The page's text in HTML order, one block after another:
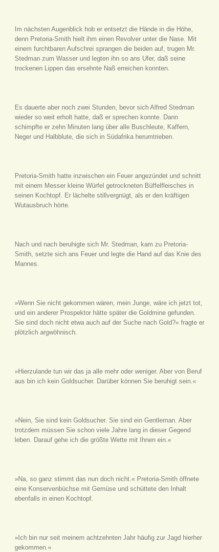
Im nächsten Augenblick hob er entsetzt die Hände in die Höhe,
denn Pretoria-Smith hielt ihm einen Revolver unter die Nase. Mit
einem furchtbaren Aufschrei sprangen die beiden auf, trugen Mr.
Stedman zum Wasser und legten ihn so ans Ufer, daß seine
trockenen Lippen das ersehnte Naß erreichen konnten.
Es dauerte aber noch zwei Stunden, bevor sich Alfred Stedman
wieder so weit erholt hatte, daß er sprechen konnte. Dann
schimpfte er zehn Minuten lang über alle Buschleute, Kaffern,
Neger und Halbblute, die sich in Südafrika herumtrieben.
Pretoria-Smith hatte inzwischen ein Feuer angezündet und schnitt
mit einem Messer kleine Würfel getrockneten Büffelfleisches in
seinen Kochtopf. Er lächelte stillvergnügt, als er den kräftigen
Wutausbruch hörte.
Nach und nach beruhigte sich Mr. Stedman, kam zu Pretoria-
Smith, setzte sich ans Feuer und legte die Hand auf das Knie des
Mannes.
»Wenn Sie nicht gekommen wären, mein Junge, wäre ich jetzt tot,
und ein anderer Prospektor hätte später die Goldmine gefunden.
Sie sind doch nicht etwa auch auf der Suche nach Gold?« fragte er
plötzlich argwöhnisch.
»Hierzulande tun wir das ja alle mehr oder weniger. Aber von Beruf
aus bin ich kein Goldsucher. Darüber können Sie beruhigt sein.«
»Nein, Sie sind kein Goldsucher. Sie sind ein Gentleman. Aber
trotzdem müssen Sie schon viele Jahre lang in dieser Gegend
leben. Darauf gehe ich die größte Wette mit Ihnen ein.«
»Na, so ganz stimmt das nun doch nicht.« Pretoria-Smith öffnete
eine Konservenbüchse mit Gemüse und schüttete den Inhalt
ebenfalls in einen Kochtopf.
»Ich bin nur seit meinem achtzehnten Jahr häufig zur Jagd hierher
gekommen.«